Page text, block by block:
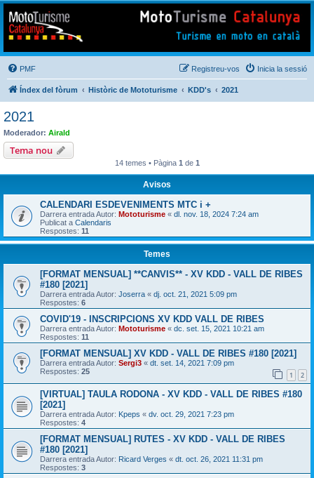
Mototurisme
Turisme en moto en català
PMF Inicia la sessió
Registreu-vos
Índex del fòrum Històric de Mototurisme KDD's 2021
2021
Moderador: Airald
Tema nou
14 temes • Pàgina 1 de 1
Avisos
CALENDARI ESDEVENIMENTS MTC i +
Darrera entrada Autor: Mototurisme « dl. nov. 18, 2024 7:24 am
Publicat a Calendaris
Respostes: 11
Temes
[FORMAT MENSUAL] **CANVIS** - XV KDD - VALL DE RIBES
#180 [2021]
Darrera entrada Autor: Joserra « dj. oct. 21, 2021 5:09 pm
Respostes: 6
COVID'19 - INSCRIPCIONS XV KDD VALL DE RIBES
Darrera entrada Autor: Mototurisme « dc. set. 15, 2021 10:21 am
Respostes: 11
[FORMAT MENSUAL] XV KDD - VALL DE RIBES #180 [2021]
Darrera entrada Autor: Sergi3 « dt. set. 14, 2021 7:09 pm
Respostes: 25 1 2
[VIRTUAL] TAULA RODONA - XV KDD - VALL DE RIBES #180
[2021]
Darrera entrada Autor: Kpeps « dv. oct. 29, 2021 7:23 pm
Respostes: 4
[FORMAT MENSUAL] RUTES - XV KDD - VALL DE RIBES
#180 [2021]
Darrera entrada Autor: Ricard Verges « dt. oct. 26, 2021 11:31 pm
Respostes: 3